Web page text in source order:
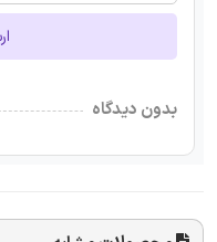
بدون دیدگاه